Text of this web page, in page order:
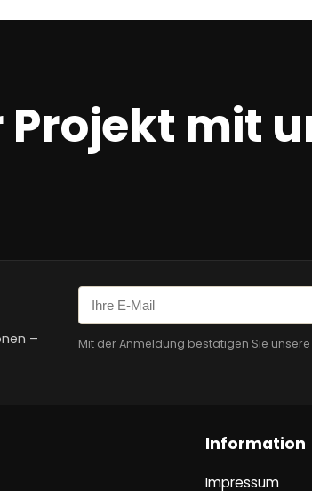
mit
–
Mit der Anmeldung bestätigen Sie
Information
Impressum